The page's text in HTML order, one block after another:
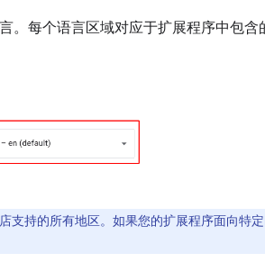
。每个语言区域对应于扩展程序中包含
支持的所有地区。如果您的扩展程序面向特